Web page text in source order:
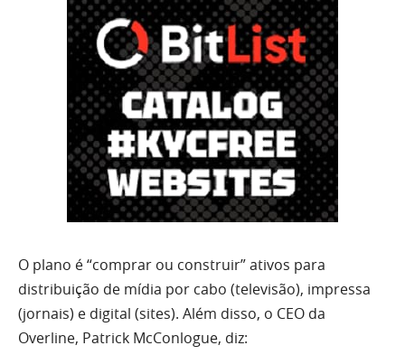
O plano é “comprar ou construir” ativos para
distribuição de mídia por cabo (televisão), impressa
(jornais) e digital (sites). Além disso, o CEO da
Overline, Patrick McConlogue, diz: